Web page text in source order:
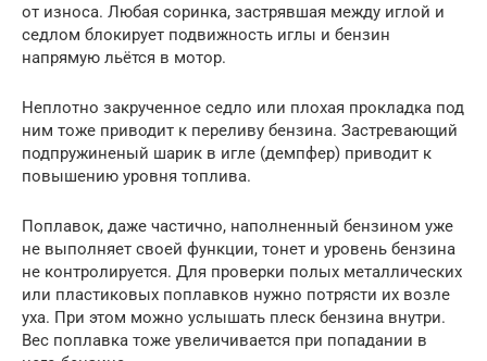
от износа. Любая соринка, застрявшая между иглой и
седлом блокирует подвижность иглы и бензин
напрямую льётся в мотор.
Неплотно закрученное седло или плохая прокладка под
ним тоже приводит к переливу бензина. Застревающий
подпружиненый шарик в игле (демпфер) приводит к
повышению уровня топлива.
Поплавок, даже частично, наполненный бензином уже
не выполняет своей функции, тонет и уровень бензина
не контролируется. Для проверки полых металлических
или пластиковых поплавков нужно потрясти их возле
уха. При этом можно услышать плеск бензина внутри.
Вес поплавка тоже увеличивается при попадании в